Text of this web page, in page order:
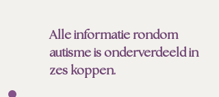
Alle informatie rondom
autisme is onderverdeeld in
zes koppen.